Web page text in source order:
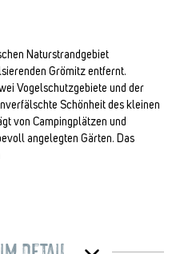
Naturstrandgebiet
Grömitz entfernt.
Vogelschutzgebiete und der
Schönheit des kleinen
von Campingplätzen und
angelegten Gärten. Das